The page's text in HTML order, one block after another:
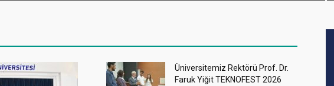
Üniversitemiz Rektörü Prof. Dr.
Faruk Yiğit TEKNOFEST 2026